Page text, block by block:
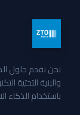
والبنية التحتية
باستخدام الذكاء